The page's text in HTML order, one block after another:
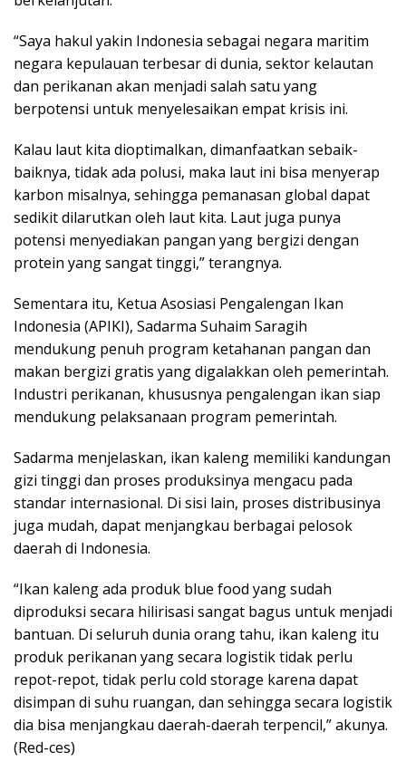
“Saya hakul yakin Indonesia sebagai negara maritim
negara kepulauan terbesar di dunia, sektor kelautan
dan perikanan akan menjadi salah satu yang
berpotensi untuk menyelesaikan empat krisis ini.
Kalau laut kita dioptimalkan, dimanfaatkan sebaik-
baiknya, tidak ada polusi, maka laut ini bisa menyerap
karbon misalnya, sehingga pemanasan global dapat
sedikit dilarutkan oleh laut kita. Laut juga punya
potensi menyediakan pangan yang bergizi dengan
protein yang sangat tinggi,” terangnya.
Sementara itu, Ketua Asosiasi Pengalengan Ikan
Indonesia (APIKI), Sadarma Suhaim Saragih
mendukung penuh program ketahanan pangan dan
makan bergizi gratis yang digalakkan oleh pemerintah.
Industri perikanan, khususnya pengalengan ikan siap
mendukung pelaksanaan program pemerintah.
Sadarma menjelaskan, ikan kaleng memiliki kandungan
gizi tinggi dan proses produksinya mengacu pada
standar internasional. Di sisi lain, proses distribusinya
juga mudah, dapat menjangkau berbagai pelosok
daerah di Indonesia.
“Ikan kaleng ada produk blue food yang sudah
diproduksi secara hilirisasi sangat bagus untuk menjadi
bantuan. Di seluruh dunia orang tahu, ikan kaleng itu
produk perikanan yang secara logistik tidak perlu
repot-repot, tidak perlu cold storage karena dapat
disimpan di suhu ruangan, dan sehingga secara logistik
dia bisa menjangkau daerah-daerah terpencil,” akunya.
(Red-ces)